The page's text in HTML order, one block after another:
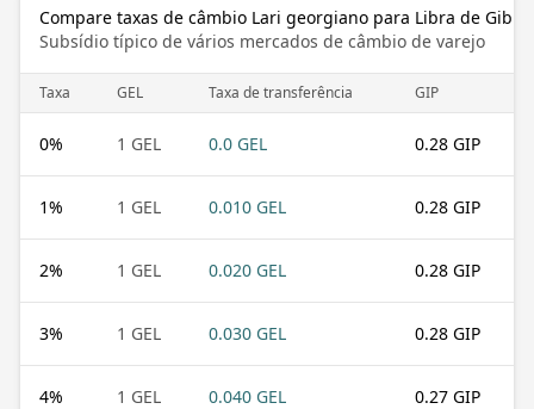
Compare taxas de câmbio Lari georgiano para Libra de
Subsídio típico de vários mercados de câmbio de varejo
Taxa GEL Taxa de transferência GIP
0% 1 GEL 0.0 GEL 0.28 GIP
1% 1 GEL 0.010 GEL 0.28 GIP
2% 1 GEL 0.020 GEL 0.28 GIP
3% 1 GEL 0.030 GEL 0.28 GIP
4% 1 GEL 0.040 GEL 0.27 GIP